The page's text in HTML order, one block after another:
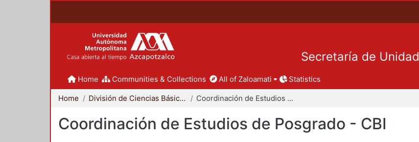
Secretaría de Unidad
Home Communities & Collections All of Zaloamati Statistics
Home División de Ciencias Básicas e Ingeniería Coordinación de Estudios de Posgrado - CBI
Coordinación de Estudios de Posgrado - CBI